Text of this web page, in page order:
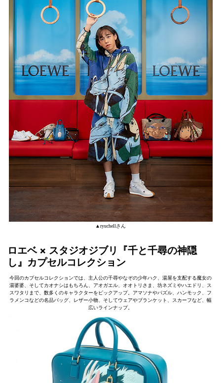
▲ryuchellさん
ロエベ × スタジオジブリ『千と千尋の神隠
し』カプセルコレクション
今回のカプセルコレクションでは、主⼈公の千尋やなぞの少年ハク、湯屋を⽀配する魔⼥の
湯婆婆、そしてカオナシはもちろん、アオガエル、オオトリさま、坊ネズミやハエドリ、ス
スワタリまで、数多くのキャラクターをピックアップ。アマソナやパズル、ハンモック、フ
ラメンコなどの名品バッグ、レザー⼩物、そしてウェアやブランケット、スカーフなど、幅
広いラインナップ。